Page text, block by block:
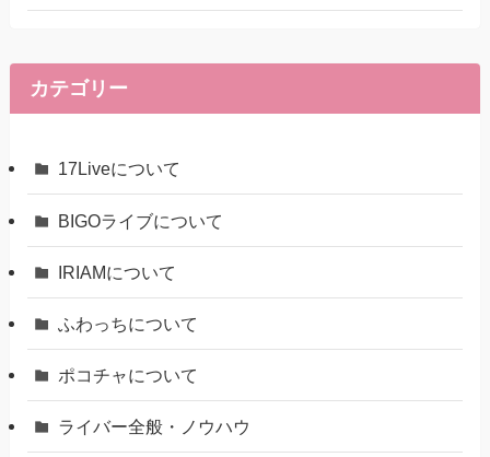
カテゴリー
17Liveについて
BIGOライブについて
IRIAMについて
ふわっちについて
ポコチャについて
ライバー全般・ノウハウ